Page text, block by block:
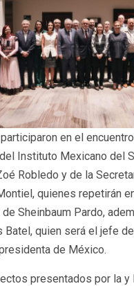
en el
Instituto Mexicano del
Robledo y de la
quienes repetirán
Sheinbaum Pardo,
Batel, quien será el jefe
de México.
presentados por la y